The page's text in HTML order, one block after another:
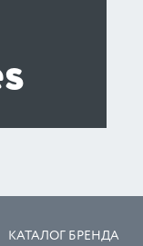
КАТАЛОГ БРЕНДА